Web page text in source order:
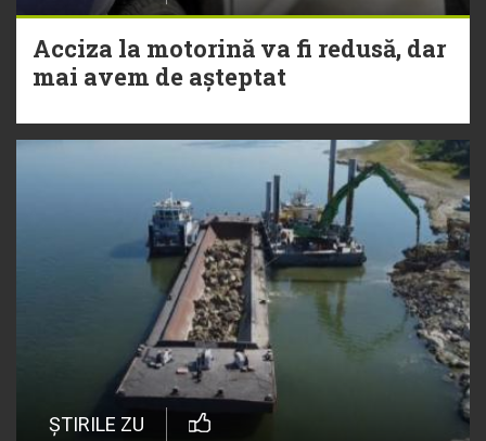
Acciza la motorină va fi redusă, dar
mai avem de așteptat
ȘTIRILE ZU